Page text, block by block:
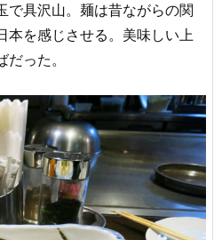
で具沢山。麺は昔ながらの関
本を感じさせる。美味しい上
った。